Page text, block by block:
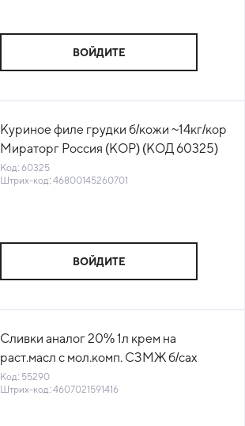
ВОЙДИТЕ
Куриное филе грудки б/кожи ~14кг/кор
Мираторг Россия (КОР) (КОД 60325)
(-18°С)
Код: 60325
Штрих-код: 46800145260701
ВОЙДИТЕ
Сливки аналог 20% 1л крем на
раст.масл с мол.комп. СЗМЖ б/сах
Cream Art Россия (КОД 55290) (0°С)
Код: 55290
Штрих-код: 4607021591416